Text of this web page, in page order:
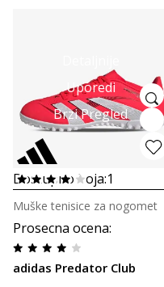
Uporedi
Brzi Pregled
Dostupno boja:1
Prosecna ocena:
adidas Predator Club
Muške tenisice za nogomet